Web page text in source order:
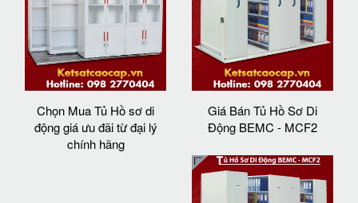
Chọn Mua Tủ Hồ sơ di
động giá ưu đãi từ đại lý
chính hãng
Giá Bán Tủ Hồ Sơ Di
Động BEMC - MCF2